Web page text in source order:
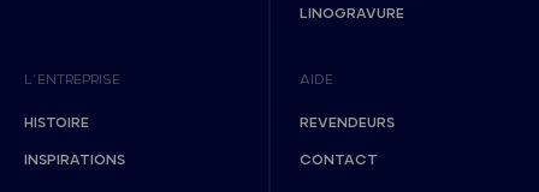
LINOGRAVURE
L’ENTREPRISE
HISTOIRE
INSPIRATIONS
AIDE
REVENDEURS
CONTACT